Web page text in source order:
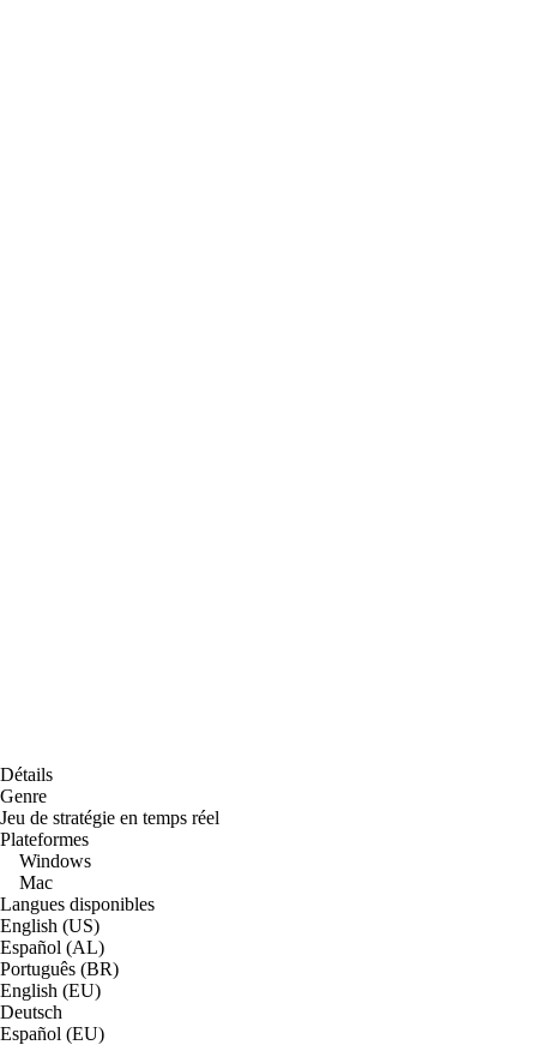
Détails
Genre
Jeu de stratégie en temps réel
Plateformes
Windows
Mac
Langues disponibles
English (US)
Español (AL)
Português (BR)
English (EU)
Deutsch
Español (EU)